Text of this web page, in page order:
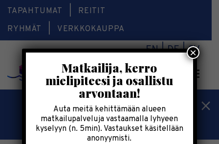
TAPAHTUMAT
REITIT
RYHMÄT
VERKKOKAUPPA
EN DE SV
Kesälomatärpit »
Saimaalla-kesälehti »
Matkailija, kerro
mielipiteesi ja osallistu
arvontaan!
Auta meitä kehittämään alueen
matkailupalveluja vastaamalla lyhyeen
kyselyyn (n. 5min). Vastaukset käsitellään
anonyymisti.
×